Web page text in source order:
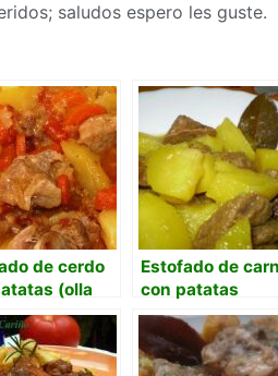
saludos espero les guste.
de cerdo
(olla
Estofado de
con patatas